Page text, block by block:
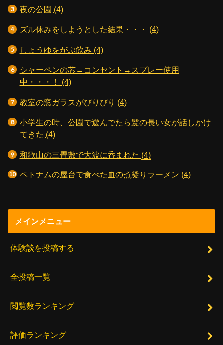
夜の公園 (4)
ズル休みをしようとした結果・・・ (4)
しょうゆをがぶ飲み (4)
シャーペンの芯→コンセント→スプレー使用
中・・・！ (4)
教室の窓ガラスがびりびり (4)
小学生の時、公園で遊んでたら髪の長い女が話しかけ
てきた (4)
和歌山の三畳敷で大波に呑まれた (4)
ベトナムの屋台で食べた血の煮凝りラーメン (4)
メインメニュー
体験談を投稿する
全投稿一覧
閲覧数ランキング
評価ランキング